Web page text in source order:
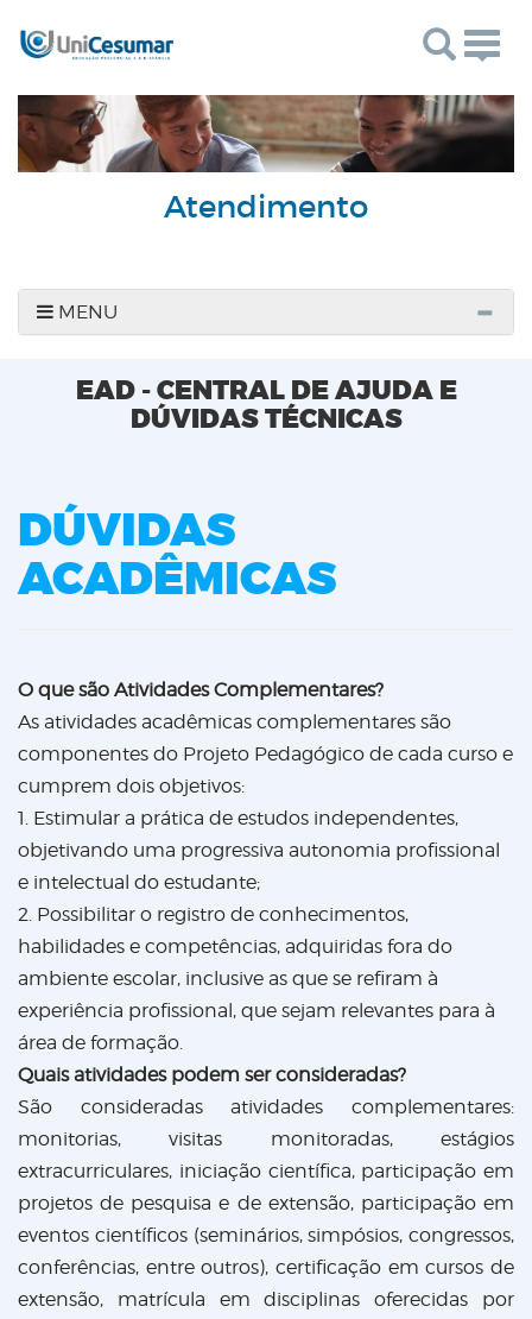
Atendimento
MENU
EAD - CENTRAL DE AJUDA E
DÚVIDAS TÉCNICAS
DÚVIDAS
ACADÊMICAS
O que são Atividades Complementares?
As atividades acadêmicas complementares são
componentes do Projeto Pedagógico de cada curso e
cumprem dois objetivos:
1. Estimular a prática de estudos independentes,
objetivando uma progressiva autonomia profissional
e intelectual do estudante;
2. Possibilitar o registro de conhecimentos,
habilidades e competências, adquiridas fora do
ambiente escolar, inclusive as que se refiram à
experiência profissional, que sejam relevantes para à
área de formação.
Quais atividades podem ser consideradas?
São consideradas atividades complementares:
monitorias, visitas monitoradas, estágios
extracurriculares, iniciação científica, participação em
projetos de pesquisa e de extensão, participação em
eventos científicos (seminários, simpósios, congressos,
conferências, entre outros), certificação em cursos de
extensão, matrícula em disciplinas oferecidas por